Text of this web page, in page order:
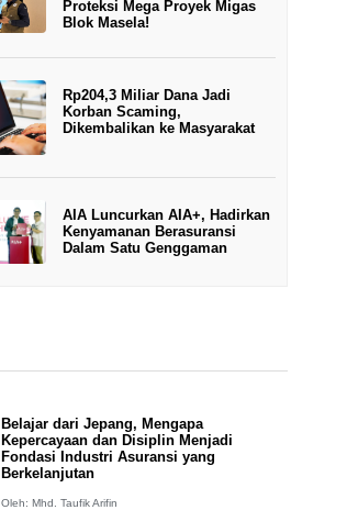
Proteksi Mega Proyek Migas
Blok Masela!
Rp204,3 Miliar Dana Jadi
Korban Scaming,
Dikembalikan ke Masyarakat
AIA Luncurkan AIA+, Hadirkan
Kenyamanan Berasuransi
Dalam Satu Genggaman
Belajar dari Jepang, Mengapa
Kepercayaan dan Disiplin Menjadi
Fondasi Industri Asuransi yang
Berkelanjutan
Oleh: Mhd. Taufik Arifin